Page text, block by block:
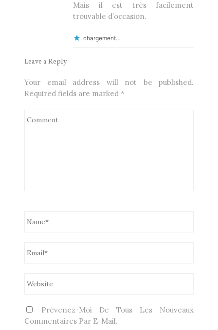
Mais il est très facilement
trouvable d’occasion.
chargement…
Leave a Reply
Your email address will not be published.
Required fields are marked *
Prévenez-Moi De Tous Les Nouveaux
Commentaires Par E-Mail.